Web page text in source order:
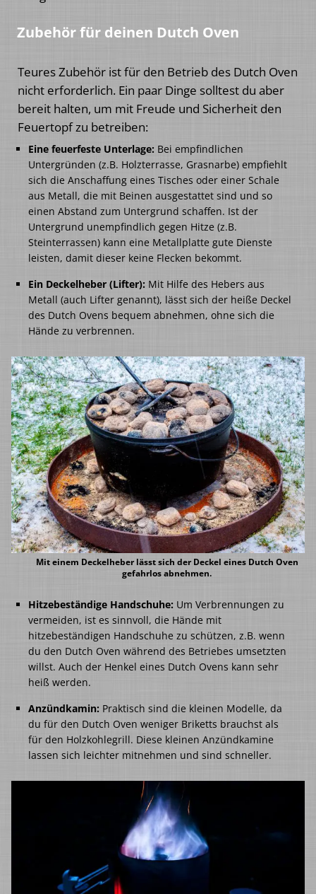
Zubehör für deinen Dutch Oven
Teures Zubehör ist für den Betrieb des Dutch Oven
nicht erforderlich. Ein paar Dinge solltest du aber
bereit halten, um mit Freude und Sicherheit den
Feuertopf zu betreiben:
Eine feuerfeste Unterlage: Bei empfindlichen
Untergründen (z.B. Holzterrasse, Grasnarbe) empfiehlt
sich die Anschaffung eines Tisches oder einer Schale
aus Metall, die mit Beinen ausgestattet sind und so
einen Abstand zum Untergrund schaffen. Ist der
Untergrund unempfindlich gegen Hitze (z.B.
Steinterrassen) kann eine Metallplatte gute Dienste
leisten, damit dieser keine Flecken bekommt.
Ein Deckelheber (Lifter): Mit Hilfe des Hebers aus
Metall (auch Lifter genannt), lässt sich der heiße Deckel
des Dutch Ovens bequem abnehmen, ohne sich die
Hände zu verbrennen.
Mit einem Deckelheberlässt sich der Deckel eines Dutch Oven
gefahrlos abnehmen.
Hitzebeständige Handschuhe: Um Verbrennungen zu
vermeiden, ist es sinnvoll, die Hände mit
hitzebeständigen Handschuhe zu schützen, z.B. wenn
du den Dutch Oven während des Betriebes umsetzten
willst. Auch der Henkel eines Dutch Ovens kann sehr
heiß werden.
Anzündkamin: Praktisch sind die kleinen Modelle, da
du für den Dutch Oven weniger Briketts brauchst als
für den Holzkohlegrill. Diese kleinen Anzündkamine
lassen sich leichter mitnehmen und sind schneller.